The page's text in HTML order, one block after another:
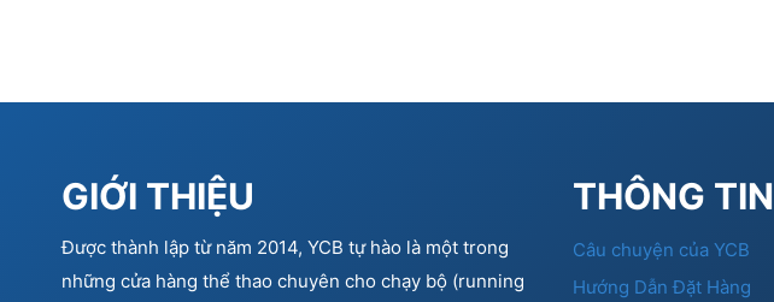
GIỚI THIỆU
Được thành lập từ năm 2014, YCB tự hào là một trong
những cửa hàng thể thao chuyên cho chạy bộ (running
THÔNG TIN
Câu chuyện của YCB
Hướng Dẫn Đặt Hàng